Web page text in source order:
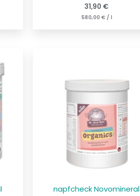
31,90 €
580,00 €/ l
napfcheck Novomineral